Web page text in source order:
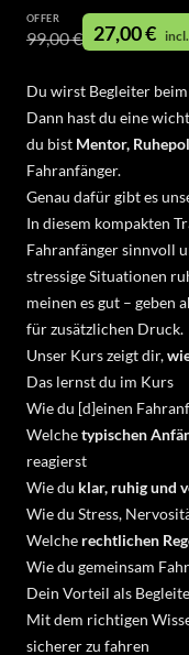
OFFER
99,00 € 27,00 €
Du wirst Begleiter beim
Dann hast du eine
du bist Mentor,
Fahranfänger.
Genau dafür gibt es
In diesem kompakten
Fahranfänger sinnvoll
stressige Situationen
meinen es gut – geben
für zusätzlichen Druck.
Unser Kurs zeigt dir,
Das lernst du im Kurs
Wie du [d]einen
Welchetypischen
reagierst
Wie du klar, ruhig und
Wie du Stress,
Welche rechtlichen
Wie du gemeinsam
Dein Vorteil als
Mit dem richtigen
sicherer zu fahren